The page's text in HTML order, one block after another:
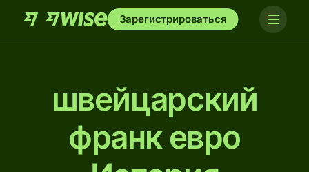
Зарегистрироваться
швейцарский
франк евро